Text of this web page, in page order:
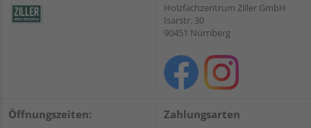
Holzfachzentrum Ziller GmbH
Isarstr. 30
90451 Nürnberg
Öffnungszeiten: Zahlungsarten